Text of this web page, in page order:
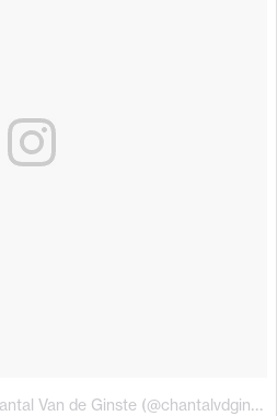
Een bericht gedeeld door Chantal Van de Ginste (@chantalvdginste)